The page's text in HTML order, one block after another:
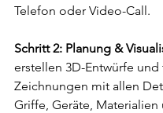
Telefon oder Video-Call.
Schritt 2: Planung &
erstellen 3D-Entwürfe und
Zeichnungen mit allen
Griffe, Geräte, Materialien